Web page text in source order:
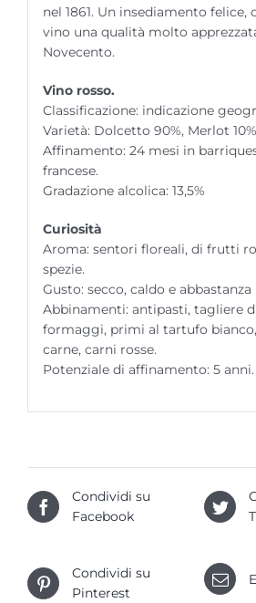
nel 1861. Un insediamento felice,
vino una qualità molto
Novecento.
Vino rosso.
Classificazione: indicazione
Varietà: Dolcetto 90%, Merlot 10%
Affinamento: 24 mesi in
francese.
Gradazione alcolica: 13,5%
Curiosità
Aroma: sentori floreali, di frutti
spezie.
Gusto: secco, caldo e
Abbinamenti: antipasti, tagliere
formaggi, primi al tartufo
carne, carni rosse.
Potenziale di affinamento: 5 anni.
Condividi su
Facebook
Condividi su
Pinterest